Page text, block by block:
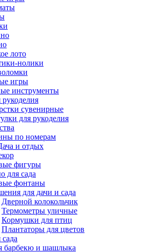
лото
нолики
игры
инструменты
сувенирные
для рукоделия
по номерам
и отдых
фигуры
для сада
фонтаны
для дачи и сада
Дверной колокольчик
Термометры уличные
Кормушки для птиц
Плантаторы для цветов
барбекю и шашлыка